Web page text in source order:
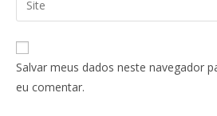
Salvar meus dados neste navegador
eu comentar.